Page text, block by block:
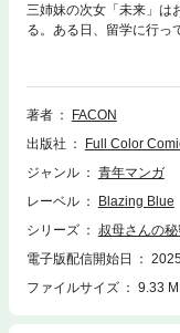
三姉妹の次女「未来」は
る。ある日、留学に行っ
姉妹と一つ屋根の下で
著者
FACON
出版社
Full Color
ジャンル
青年マンガ
レーベル
Blazing Blue
シリーズ
叔母さんの
電子版配信開始日
ファイルサイズ
9.33